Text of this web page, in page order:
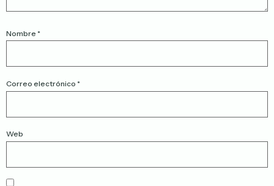
Nombre *
Correo electrónico *
Web